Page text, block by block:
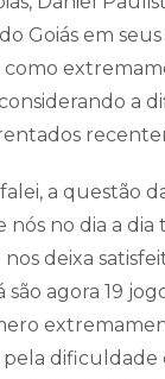
Goiás em
como
a
a questão
nós no dia a dia
deixa
são agora 19
dificuldade